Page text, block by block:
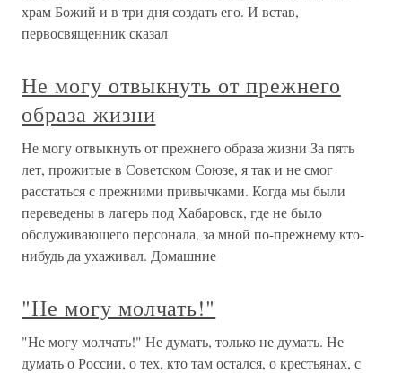
храм Божий и в три дня создать его. И встав,
первосвященник сказал
Не могу отвыкнуть от прежнего
образа жизни
Не могу отвыкнуть от прежнего образа жизни За пять
лет, прожитые в Советском Союзе, я так и не смог
расстаться с прежними привычками. Когда мы были
переведены в лагерь под Хабаровск, где не было
обслуживающего персонала, за мной по-прежнему кто-
нибудь да ухаживал. Домашние
"Не могу молчать!"
"Не могу молчать!" Не думать, только не думать. Не
думать о России, о тех, кто там остался, о крестьянах, с